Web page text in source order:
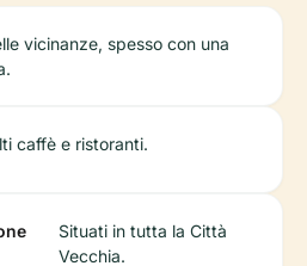
vicinanze, spesso con una
caffè e ristoranti.
Situati in tutta la Città
Vecchia.